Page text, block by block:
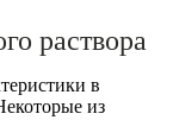
раствора
в
из